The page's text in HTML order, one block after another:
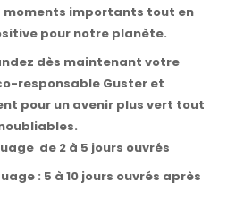
moments importants tout en
pour notre planète.
dès maintenant votre
responsable Guster et
pour un avenir plus vert tout
de 2 à 5 jours ouvrés
: 5 à 10 jours ouvrés après